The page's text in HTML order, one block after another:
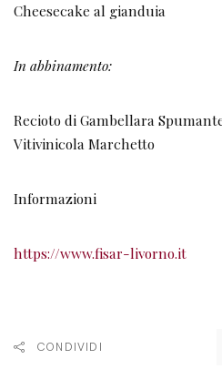
Cheesecake al gianduia
In abbinamento:
Recioto di Gambellara
Vitivinicola Marchetto
Informazioni
https://www.fisar-livorno.it
CONDIVIDI